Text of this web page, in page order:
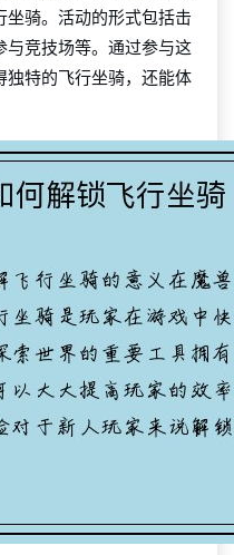
骑。活动的形式包括击
与竞技场等。通过参与这
特的飞行坐骑，还能体